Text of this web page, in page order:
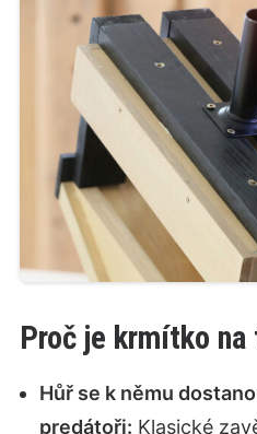
Proč je krmítko
Hůř se k němu
predátoři: Klasické